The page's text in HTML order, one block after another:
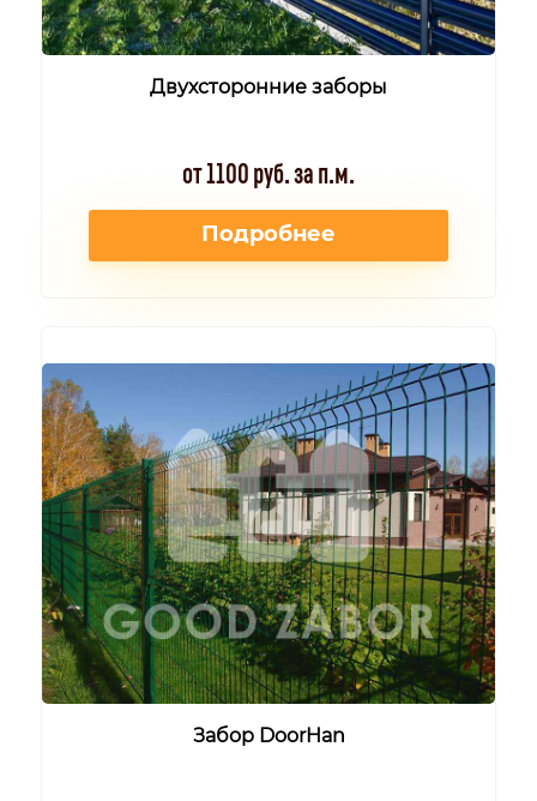
Двухсторонние заборы
от 1100 руб. за п.м.
Подробнее
Забор DoorHan